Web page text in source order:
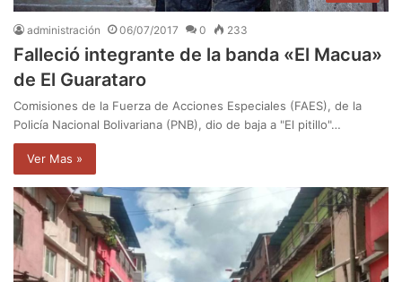
administración 06/07/2017 0 233
Falleció integrante de la banda «El Macua»
de El Guarataro
Comisiones de la Fuerza de Acciones Especiales (FAES), de la
Policía Nacional Bolivariana (PNB), dio de baja a "El pitillo"…
Ver Mas »